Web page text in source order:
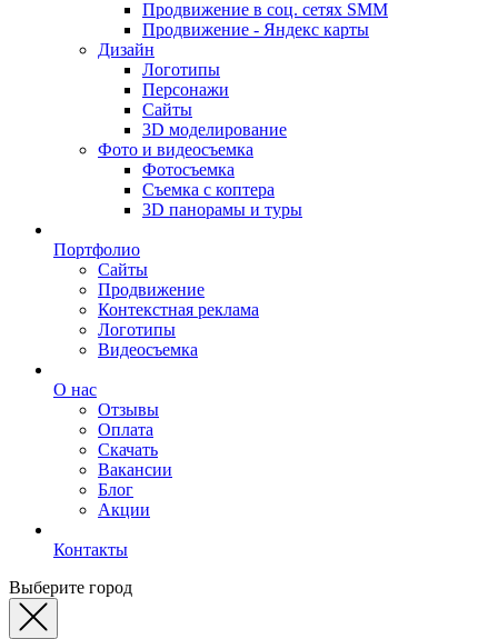
Продвижение в соц. сетях SMM
Продвижение - Яндекс карты
Дизайн
Логотипы
Персонажи
Сайты
3D моделирование
Фото и видеосъемка
Фотосъемка
Съемка с коптера
3D панорамы и туры
Портфолио
Сайты
Продвижение
Контекстная реклама
Логотипы
Видеосъемка
О нас
Отзывы
Оплата
Скачать
Вакансии
Блог
Акции
Контакты
Выберите город